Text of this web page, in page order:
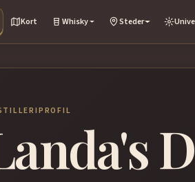
Kort Whisky Steder